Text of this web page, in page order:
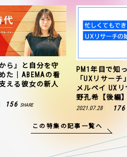
ら」と自分を守
た｜ABEMAの看
える彼女の新人
156 SHARE
PM1年目で知
「UXリサー
メルペイ UX
野孔希【後編
2021.07.28 176
この特集の記事一覧へ